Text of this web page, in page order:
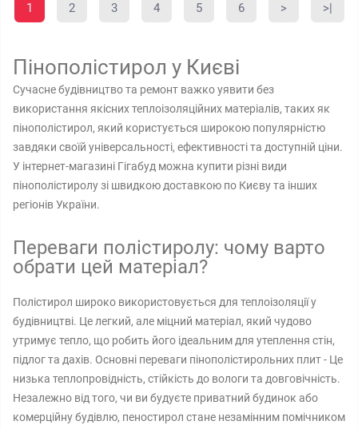
1 2 3 4 5 6 > >|
Пінополістирол у Києві
Сучасне будівництво та ремонт важко уявити без
використання якісних теплоізоляційних матеріалів, таких як
пінополістирол, який користується широкою популярністю
завдяки своїй універсальності, ефективності та доступній ціни.
У інтернет-магазині Гігабуд можна купити різні види
пінополістиролу зі швидкою доставкою по Києву та інших
регіонів України.
Переваги полістиролу: чому варто
обрати цей матеріал?
Полістирол широко використовується для теплоізоляції у
будівництві. Це легкий, але міцний матеріал, який чудово
утримує тепло, що робить його ідеальним для утеплення стін,
підлог та дахів. Основні переваги пінополістирольних плит - Це
низька теплопровідність, стійкість до вологи та довговічність.
Незалежно від того, чи ви будуєте приватний будинок або
комерційну будівлю, пеностирол стане незамінним помічником